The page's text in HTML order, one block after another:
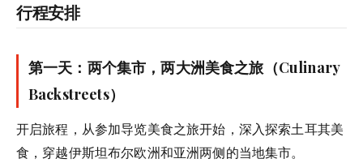
行程安排
第一天：两个集市，两大洲美食之旅（Culinary
Backstreets）
开启旅程，从参加导览美食之旅开始，深入探索土耳其美
食，穿越伊斯坦布尔欧洲和亚洲两侧的当地集市。